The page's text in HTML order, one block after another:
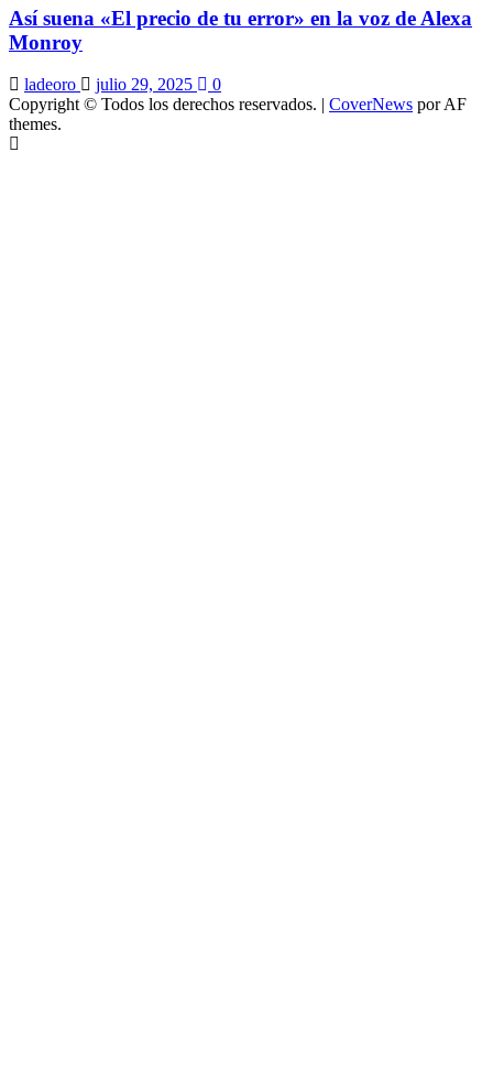
Así suena «El precio de tu error» en la voz de Alexa
Monroy
ladeoro julio 29, 2025
0
Copyright © Todos los derechos reservados. | CoverNews por AF
themes.